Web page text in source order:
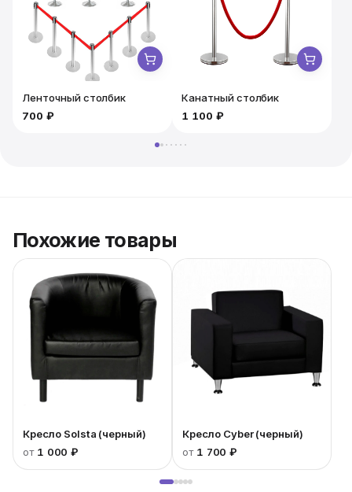
Ленточный столбик
700 ₽
Канатный столбик
1 100 ₽
Похожие товары
Кресло Solsta (черный)
от 1 000 ₽
Кресло Cyber (черный)
от 1 700 ₽